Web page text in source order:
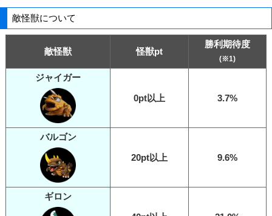
敵怪獣について
敵怪獣 怪獣pt
勝利期待度
(※1)
ジャイガー
0pt以上
3.7%
バルゴン
20pt以上
9.6%
ギロン